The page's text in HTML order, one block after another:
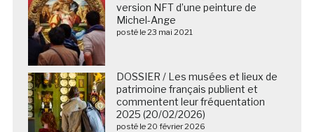
version NFT d’une peinture de
Michel-Ange
posté le 23 mai 2021
DOSSIER / Les musées et lieux de
patrimoine français publient et
commentent leur fréquentation
2025 (20/02/2026)
posté le 20 février 2026